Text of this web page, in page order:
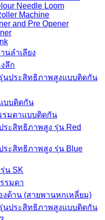
Needle Loom
Machine
and Pre Opener
นลำเลียง
ลึก
นประสิทธิภาพสูงแบบติดกัน
บบติดกัน
รมดาแบบติดกัน
ระสิทธิภาพสูง รุ่น Red
ระสิทธิภาพสูง รุ่น Blue
น SK
รมดา
งด้าน (สายพานหกเหลี่ยม)
นประสิทธิภาพสูงแบบติดกัน